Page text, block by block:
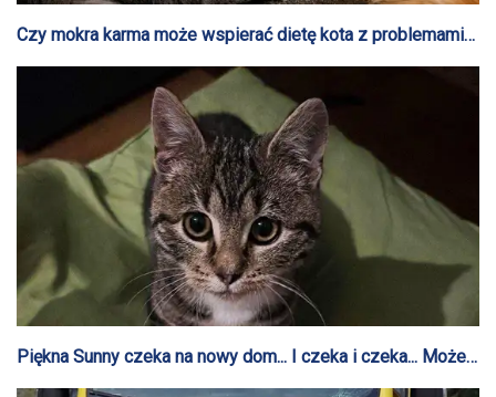
Czy mokra karma może wspierać dietę kota z problemami
nerek?
Piękna Sunny czeka na nowy dom... I czeka i czeka... Może
właśnie na Ciebie?